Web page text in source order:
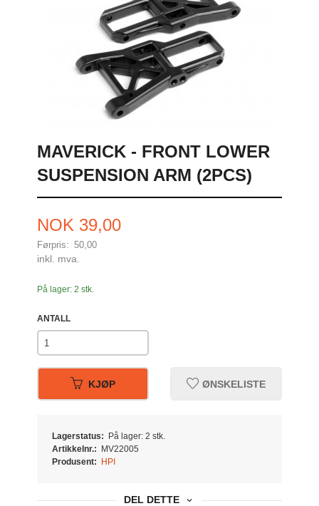
MAVERICK - FRONT LOWER
SUSPENSION ARM (2PCS)
Tilbud
NOK 39,00
Førpris: 50,00
Rabatt
inkl. mva.
På lager: 2 stk.
ANTALL
KJØP ØNSKELISTE
Lagerstatus:
På lager: 2 stk.
Artikkelnr.:
MV22005
Produsent:
HPI
DEL DETTE